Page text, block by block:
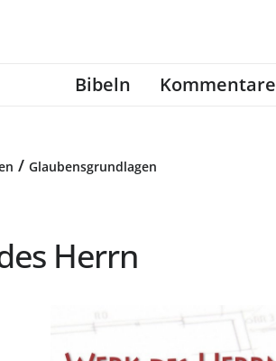
Bibeln Kommentare
/ Glaubensgrundlagen
Herrn